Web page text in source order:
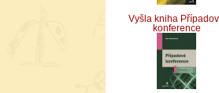
Vyšla kniha
konference